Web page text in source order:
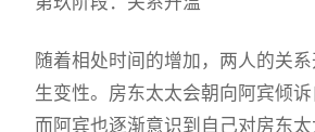
随着相处时间的增加，两人的关
生变性。房东太太会朝向阿宾倾诉
而阿宾也逐渐意识到自己对房东太